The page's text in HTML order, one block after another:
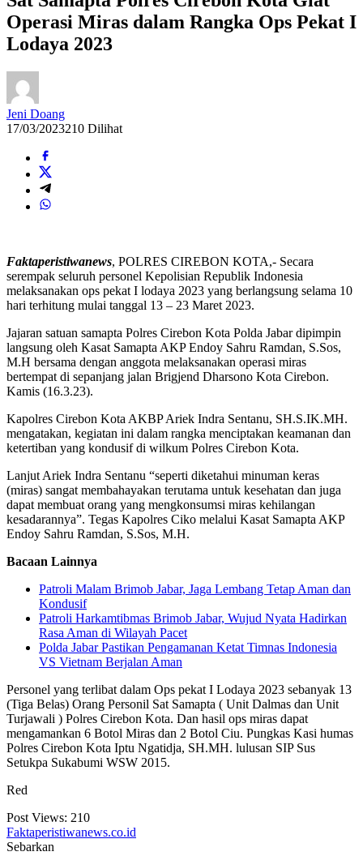
Operasi Miras dalam Rangka Ops Pekat I
Lodaya 2023
Jeni Doang
17/03/2023210 Dilihat
Faktaperistiwanews, POLRES CIREBON KOTA,- Secara
serempak seluruh personel Kepolisian Republik Indonesia
melaksanakan ops pekat I lodaya 2023 yang berlangsung selama 10
hari terhitung mulai tanggal 13 – 23 Maret 2023.
Jajaran satuan samapta Polres Cirebon Kota Polda Jabar dipimpin
langsung oleh Kasat Samapta AKP Endoy Sahru Ramdan, S.Sos,
M.H bersama dengan anggota melaksanakan operasi miras
bertempat di sepanjang jalan Brigjend Dharsono Kota Cirebon.
Kamis (16.3.23).
Kapolres Cirebon Kota AKBP Ariek Indra Sentanu, SH.S.IK.MH.
mengatakan, kegiatan ini dalam rangka menciptakan keamanan dan
ketertiban yang kondusif di wilkum Polres Cirebon Kota.
Lanjut Ariek Indra Sentanu “seperti diketahui minuman keras
(miras) sangat membahayakan terutama untuk kesehatan dan juga
dapat membuat orang yang mengkonsumsi miras kehilangan
kesadarannya”. Tegas Kapolres Ciko melalui Kasat Samapta AKP
Endoy Sahru Ramdan, S.Sos, M.H.
Bacaan Lainnya
Patroli Malam Brimob Jabar, Jaga Lembang Tetap Aman dan
Kondusif
Patroli Harkamtibmas Brimob Jabar, Wujud Nyata Hadirkan
Rasa Aman di Wilayah Pacet
Polda Jabar Pastikan Pengamanan Ketat Timnas Indonesia
VS Vietnam Berjalan Aman
Personel yang terlibat dalam Ops pekat I Lodaya 2023 sebanyak 13
(Tiga Belas) Orang Personil Sat Samapta ( Unit Dalmas dan Unit
Turjawali ) Polres Cirebon Kota. Dan hasil ops miras dapat
mengamankan 6 Botol Miras dan 2 Botol Ciu. Pungkas Kasi humas
Polres Cirebon Kota Iptu Ngatidja, SH.MH. lulusan SIP Sus
Setukpa Sukabumi WSW 2015.
Red
Post Views: 210
Faktaperistiwanews.co.id
Sebarkan